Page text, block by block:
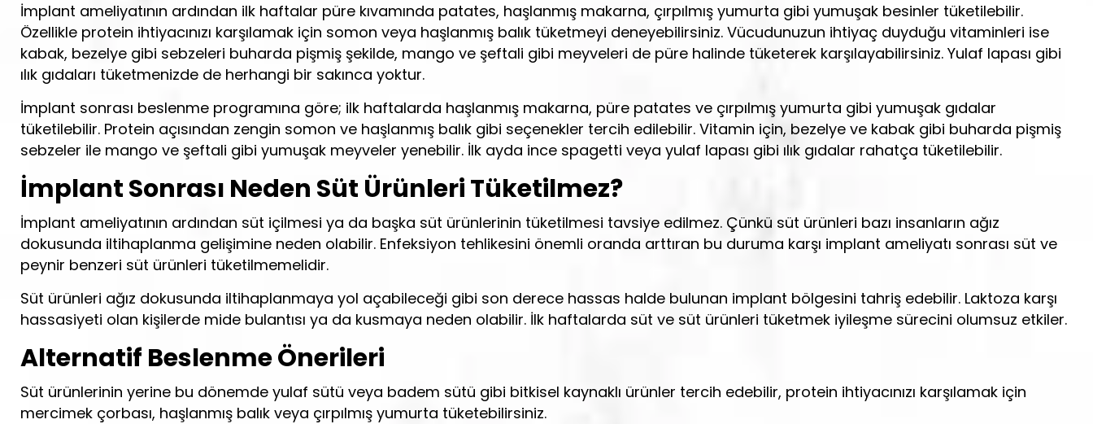
İmplant ameliyatının ardından ilk haftalar püre kıvamında patates, haşlanmış makarna, çırpılmış yumurta gibi yumuşak besinler tüketilebilir.
Özellikle protein ihtiyacınızı karşılamak için somon veya haşlanmış balık tüketmeyi deneyebilirsiniz. Vücudunuzun ihtiyaç duyduğu vitaminleri ise
kabak, bezelye gibi sebzeleri buharda pişmiş şekilde, mango ve şeftali gibi meyveleri de püre halinde tüketerek karşılayabilirsiniz. Yulaf lapası gibi
ılık gıdaları tüketmenizde de herhangi bir sakınca yoktur.
İmplant sonrası beslenme programına göre; ilk haftalarda haşlanmış makarna, püre patates ve çırpılmış yumurta gibi yumuşak gıdalar
tüketilebilir. Protein açısından zengin somon ve haşlanmış balık gibi seçenekler tercih edilebilir. Vitamin için, bezelye ve kabak gibi buharda pişmiş
sebzeler ile mango ve şeftali gibi yumuşak meyveler yenebilir. İlk ayda ince spagetti veya yulaf lapası gibi ılık gıdalar rahatça tüketilebilir.
İmplant Sonrası Neden Süt Ürünleri Tüketilmez?
İmplant ameliyatının ardından süt içilmesi ya da başka süt ürünlerinin tüketilmesi tavsiye edilmez. Çünkü süt ürünleri bazı insanların ağız
dokusunda iltihaplanma gelişimine neden olabilir. Enfeksiyon tehlikesini önemli oranda arttıran bu duruma karşı implant ameliyatı sonrası süt ve
peynir benzeri süt ürünleri tüketilmemelidir.
Süt ürünleri ağız dokusunda iltihaplanmaya yol açabileceği gibi son derece hassas halde bulunan implant bölgesini tahriş edebilir. Laktoza karşı
hassasiyeti olan kişilerde mide bulantısı ya da kusmaya neden olabilir. İlk haftalarda süt ve süt ürünleri tüketmek iyileşme sürecini olumsuz etkiler.
Alternatif Beslenme Önerileri
Süt ürünlerinin yerine bu dönemde yulaf sütü veya badem sütü gibi bitkisel kaynaklı ürünler tercih edebilir, protein ihtiyacınızı karşılamak için
mercimek çorbası, haşlanmış balık veya çırpılmış yumurta tüketebilirsiniz.